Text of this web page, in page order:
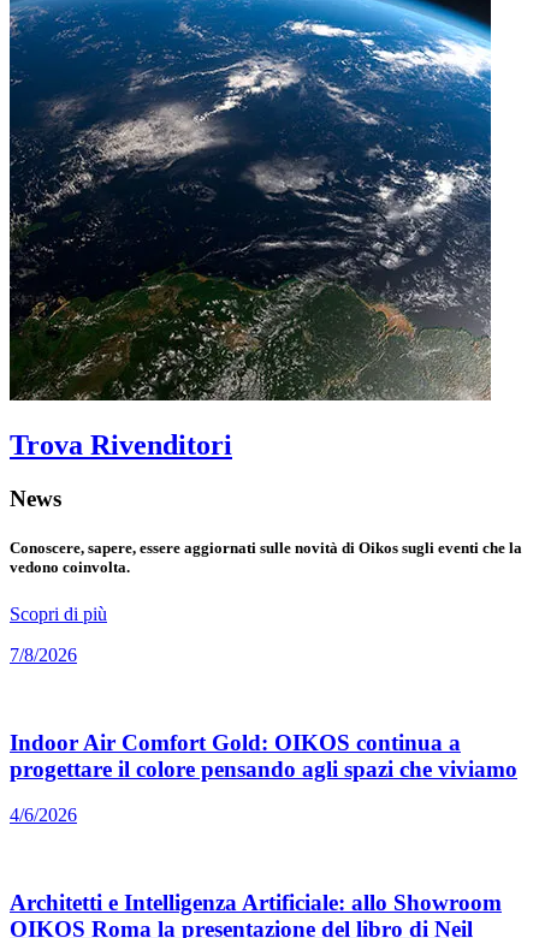
Trova Rivenditori
News
Conoscere, sapere, essere aggiornati sulle novità di Oikos sugli eventi che la
vedono coinvolta.
Scopri di più
7/8/2026
Indoor Air Comfort Gold: OIKOS continua a
progettare il colore pensando agli spazi che viviamo
4/6/2026
Architetti e Intelligenza Artificiale: allo Showroom
OIKOS Roma la presentazione del libro di Neil